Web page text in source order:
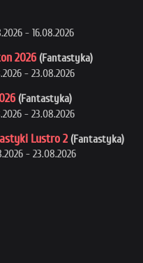
- 16.08.2026
2026 (Fantastyka)
- 23.08.2026
(Fantastyka)
- 23.08.2026
Lustro 2 (Fantastyka)
- 23.08.2026